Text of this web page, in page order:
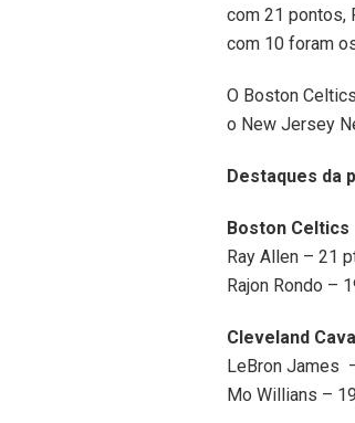
com 21 pontos,
com 10 foram
O Boston
o New Jersey
Destaques da
Boston Celtics
Ray Allen – 21
Rajon Rondo –
Cleveland
LeBron James
Mo Willians –